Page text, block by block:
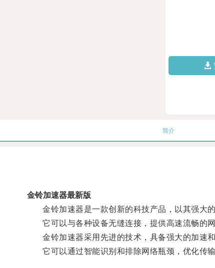
简介
金铃加速器最新版
金铃加速器是一款创新的科技产品，以其强大的
它可以与各种设备无缝连接，提供高速流畅的网
金铃加速器采用先进的技术，具备强大的加速和
它可以通过智能识别和排除网络瓶颈，优化传输